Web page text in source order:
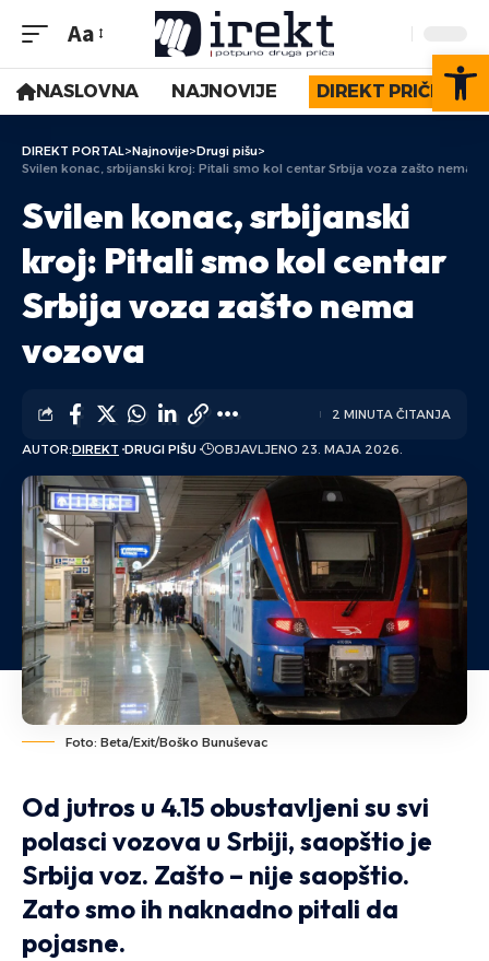
Aa
NASLOVNA NAJNOVIJE DIREKT PRIČE
DIREKT PORTAL>Najnovije>Drugi pišu>
Svilen konac, srbijanski kroj: Pitali smo kol centar Srbija voza zašto nema
Svilen konac, srbijanski
kroj: Pitali smo kol centar
Srbija voza zašto nema
vozova
AUTOR:DIREKT DRUGI PIŠU OBJAVLJENO 23. MAJA 2026.
2 MINUTA ČITANJA
Foto: Beta/Exit/Boško Bunuševac
Od jutros u 4.15 obustavljeni su svi
polasci vozova u Srbiji, saopštio je
Srbija voz. Zašto – nije saopštio.
Zato smo ih naknadno pitali da
pojasne.